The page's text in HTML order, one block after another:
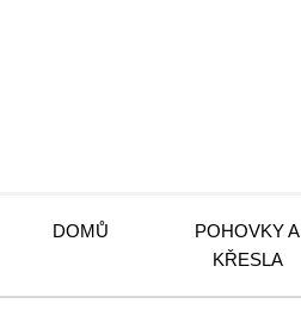
DOMŮ
POHOVKY A
KŘESLA